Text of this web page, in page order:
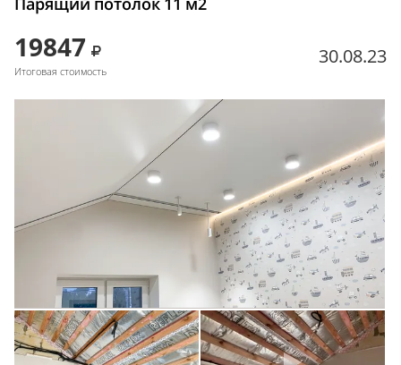
19847
Итоговая стоимость
30.08.23